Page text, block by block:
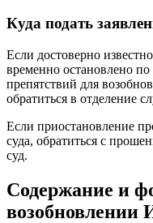
Куда подать
Если достоверно
временно остановлено
препятствий для
обратиться в отделение
Если приостановление
суда, обратиться с
суд.
Содержание и
возобновлении